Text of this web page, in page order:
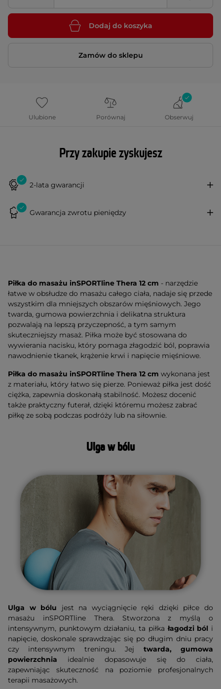
Dodaj do koszyka
Zamów do sklepu
Ulubione Porównaj Obserwuj
Przy zakupie zyskujesz
2-lata gwarancji
Gwarancja zwrotu pieniędzy
Piłka do masażu inSPORTline Thera 12 cm - narzędzie
łatwe w obsłudze do masażu całego ciała, nadaje się przede
wszystkim dla mniejszych obszarów mięśniowych. Jego
twarda, gumowa powierzchnia i delikatna struktura
pozwalają na lepszą przyczepność, a tym samym
skuteczniejszy masaż. Piłka może być stosowana do
wywierania nacisku, który pomaga złagodzić ból, poprawia
nawodnienie tkanek, krążenie krwi i napięcie mięśniowe.
Piłka do masażu inSPORTline Thera 12 cm wykonana jest
z materiału, który łatwo się pierze. Ponieważ piłka jest dość
ciężka, zapewnia doskonałą stabilność. Możesz docenić
także praktyczny futerał, dzięki któremu możesz zabrać
piłkę ze sobą podczas podróży lub na siłownie.
Ulga w bólu
Ulga w bólu jest na wyciągnięcie ręki dzięki piłce do
masażu inSPORTline Thera. Stworzona z myślą o
intensywnym, punktowym działaniu, ta piłka łagodzi ból i
napięcie, doskonale sprawdzając się po długim dniu pracy
czy intensywnym treningu. Jej twarda, gumowa
powierzchnia idealnie dopasowuje się do ciała,
zapewniając skuteczność na poziomie profesjonalnych
terapii masażowych.